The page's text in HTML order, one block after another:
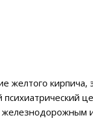
желтого кирпича,
психиатрический
железнодорожным